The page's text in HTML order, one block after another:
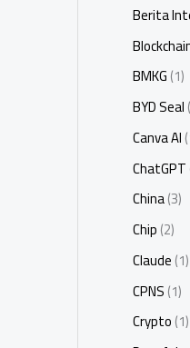
Berita
BMKG(1)
BYD Seal
Canva AI
ChatGPT
China(3)
Chip(2)
Claude(1)
CPNS(1)
Crypto(1)